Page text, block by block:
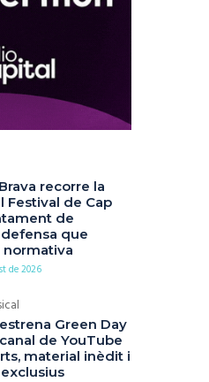
recorre la
Festival de Cap
de
que
normativa
de 2026
Green Day
de YouTube
material inèdit i